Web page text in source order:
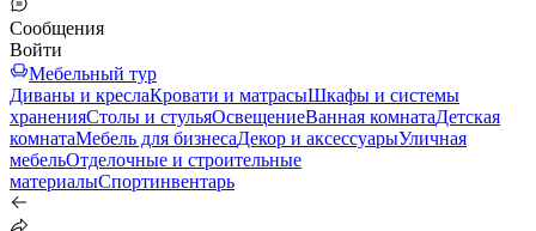
Сообщения
Войти
Мебельный тур
Диваны и креслаКровати и матрасыШкафы и системы
храненияСтолы и стульяОсвещениеВанная комнатаДетская
комнатаМебель для бизнесаДекор и аксессуарыУличная
мебельОтделочные и строительные
материалыСпортинвентарь